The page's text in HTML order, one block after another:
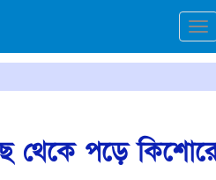
থেকে পড়ে